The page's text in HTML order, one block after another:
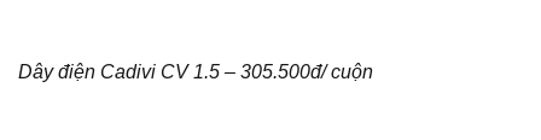
Dây điện Cadivi CV 1.5 – 305.500đ/ cuộn